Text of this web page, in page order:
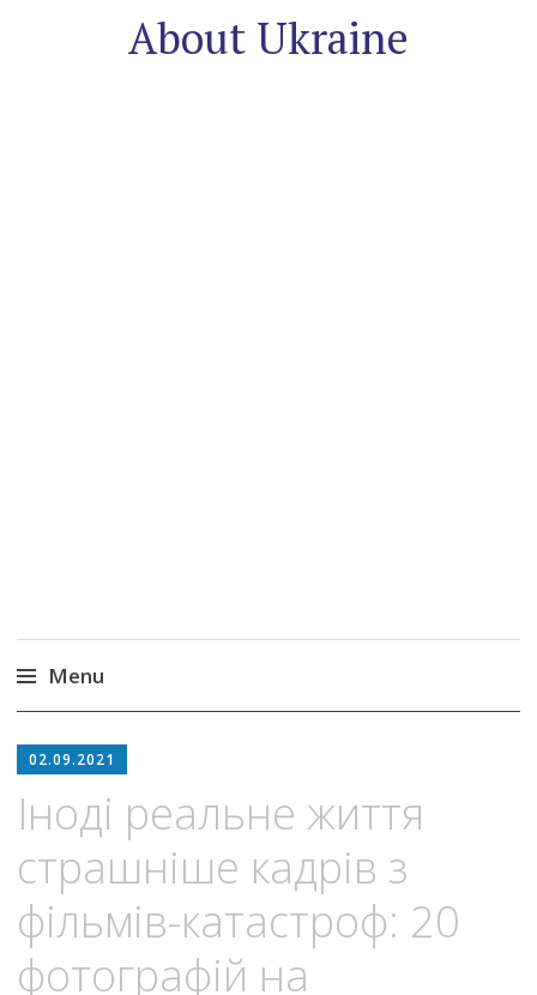
About Ukraine
Menu
to
02.09.2021
Іноді реальне життя
страшніше кадрів з
фільмів-катастроф: 20
фотографій на